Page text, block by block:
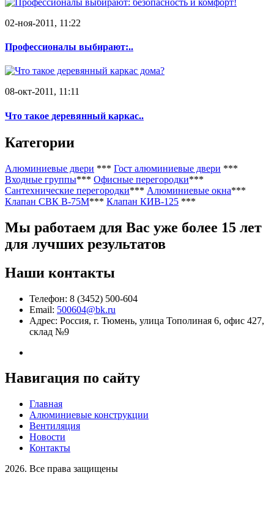
02-ноя-2011, 11:22
Профессионалы выбирают:..
08-окт-2011, 11:11
Что такое деревянный каркас..
Категории
Алюминиевые двери *** Гост алюминиевые двери ***
Входные группы*** Офисные перегородки***
Сантехнические перегородки*** Алюминиевые окна***
Клапан СВК В-75М*** Клапан КИВ-125 ***
Мы работаем для Вас уже более 15 лет
для лучших результатов
Наши контакты
Телефон: 8 (3452) 500-604
Email: 500604@bk.ru
Адрес: Россия, г. Тюмень, улица Тополиная 6, офис 427,
склад №9
Навигация по сайту
Главная
Алюминиевые конструкции
Вентиляция
Новости
Контакты
2026. Все права защищены